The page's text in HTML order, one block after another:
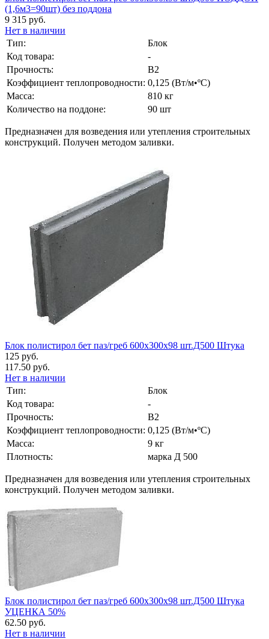
(1,6м3=90шт) без поддона
9 315 руб.
Нет в наличии
Тип:
Блок
Код товара:
-
Прочность:
B2
Коэффициент теплопроводности: 0,125 (Вт/м•ºС)
Масса:
810 кг
Количество на поддоне:
90 шт
Предназначен для возведения или утепления строительных
конструкций. Получен методом заливки.
Блок полистирол бет паз/греб 600х300х98 шт.Д500 Штука
125 руб.
117.50 руб.
Нет в наличии
Тип:
Блок
Код товара:
-
Прочность:
B2
Коэффициент теплопроводности: 0,125 (Вт/м•ºС)
Масса:
9 кг
Плотность:
марка Д 500
Предназначен для возведения или утепления строительных
конструкций. Получен методом заливки.
Блок полистирол бет паз/греб 600х300х98 шт.Д500 Штука
УЦЕНКА 50%
62.50 руб.
Нет в наличии